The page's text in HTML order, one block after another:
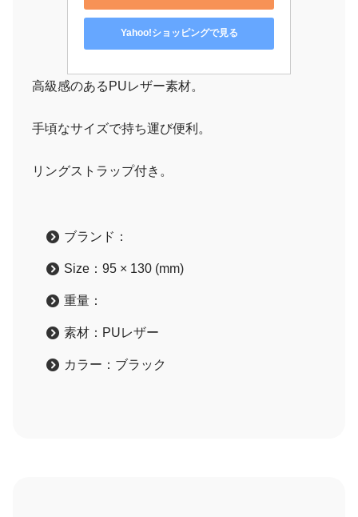
Yahoo!ショッピングで見る
高級感のあるPUレザー素材。
手頃なサイズで持ち運び便利。
リングストラップ付き。
ブランド：
Size：95 × 130 (mm)
重量：
素材：PUレザー
カラー：ブラック